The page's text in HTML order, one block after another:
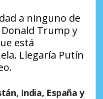
a ninguno de
Trump y
está
Llegaría Putín
India, España y